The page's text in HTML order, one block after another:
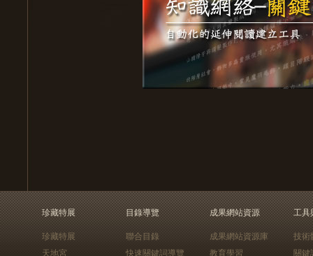
珍藏特展
珍藏特展
天地宮
目錄導覽
聯合目錄
快速關鍵詞導覽
成果網站資源
成果網站資源庫
教育學習
工具
技術
關鍵